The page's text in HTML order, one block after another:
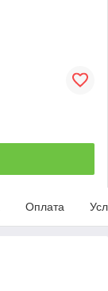
Оплата